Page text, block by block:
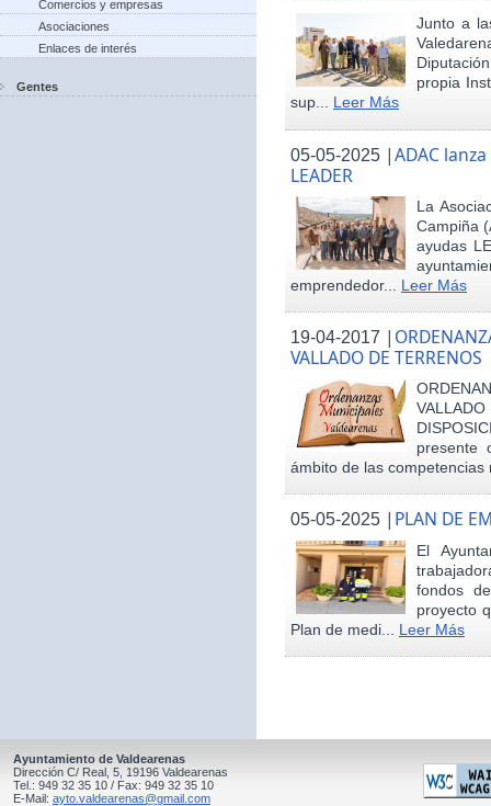
Comercios y empresas
Asociaciones
Enlaces de interés
Gentes
Junto a
propia
sup... Leer Más
05-05-2025 |ADAC
LEADER
La
Campiña
ayudas
emprendedor... Leer Más
19-04-2017 |
VALLADO DE TERRENOS
presente
ámbito de las
05-05-2025 | PLAN DE
El
fondos
proyecto
Plan de medi... Leer Más
Ayuntamiento de Valdearenas
Dirección C/ Real, 5, 19196 Valdearenas
Tel.: 949 32 35 10 / Fax: 949 32 35 10
E-Mail: ayto.valdearenas@gmail.com